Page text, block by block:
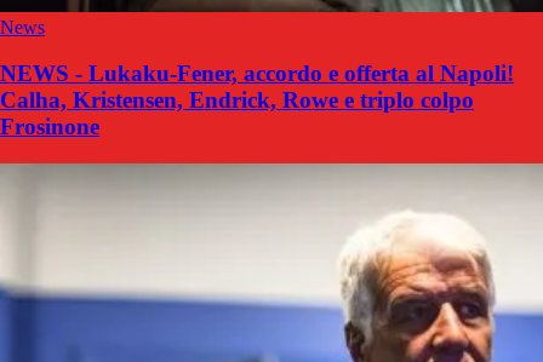
News
NEWS - Lukaku-Fener, accordo e offerta al Napoli!
Calha, Kristensen, Endrick, Rowe e triplo colpo
Frosinone